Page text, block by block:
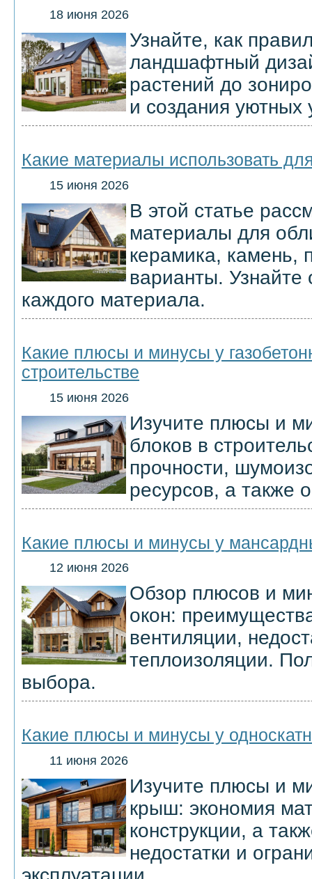
18 июня 2026
Узнайте, как
ландшафтный
растений до
и создания уютных
Какие материалы использовать
15 июня 2026
В этой статье
материалы для
керамика, камень,
варианты.
каждого материала.
Какие плюсы и минусы у
строительстве
15 июня 2026
Изучите плюсы и
блоков в
прочности,
ресурсов, а также
Какие плюсы и минусы у
12 июня 2026
Обзор плюсов и
окон:
вентиляции,
теплоизоляции.
выбора.
Какие плюсы и минусы у
11 июня 2026
Изучите плюсы и
крыш: экономия
конструкции, а
недостатки и